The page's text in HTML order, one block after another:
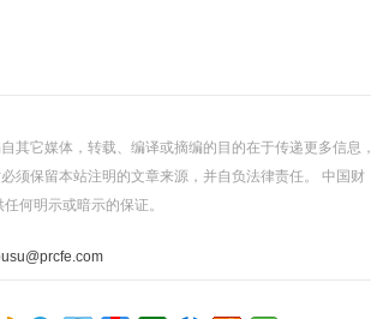
其它媒体，转载、编译或摘编的目的在于传递更多信息，
须保留本站注明的文章来源，并自负法律责任。 中国财
何明示或暗示的保证。